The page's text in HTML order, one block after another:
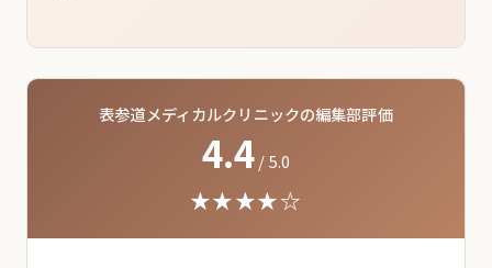
表参道メディカルクリニックの編集部評価
4.4/ 5.0
★★★★☆